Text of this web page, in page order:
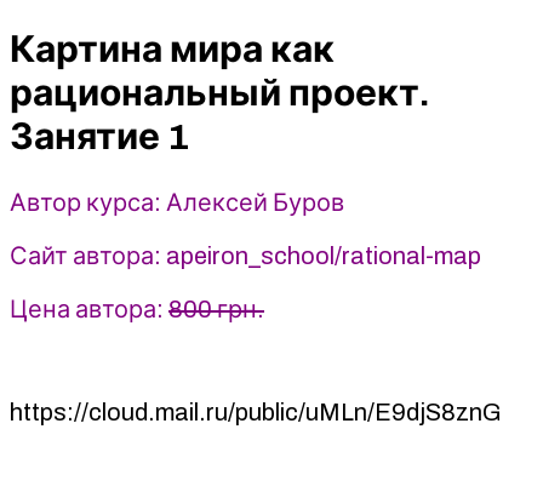
проект.
Занятие
1
-
2022
Алексей
Буров
Картина мира как
рациональный проект.
Занятие 1
Автор курса: Алексей Буров
Сайт автора: apeiron_school/rational-map
Цена автора: 800 грн.
https://cloud.mail.ru/public/uMLn/E9djS8znG